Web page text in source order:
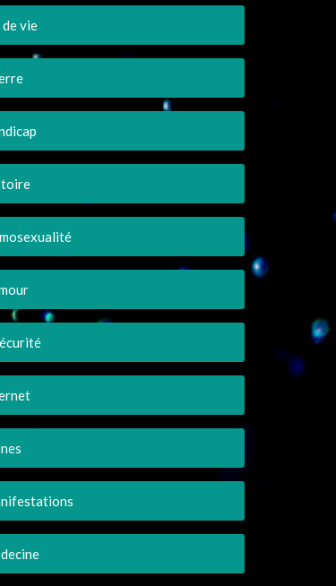
de vie